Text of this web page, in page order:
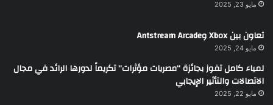
مايو 23, 2025
تعاون بين Xbox وAntstream Arcade
مايو 24, 2025
لمياء كامل تفوز بجائزة “مصريات مؤثرات” تكريماً لدورها الرائد في مجال
الاتصالات والتأثير الإيجابي
مايو 22, 2025